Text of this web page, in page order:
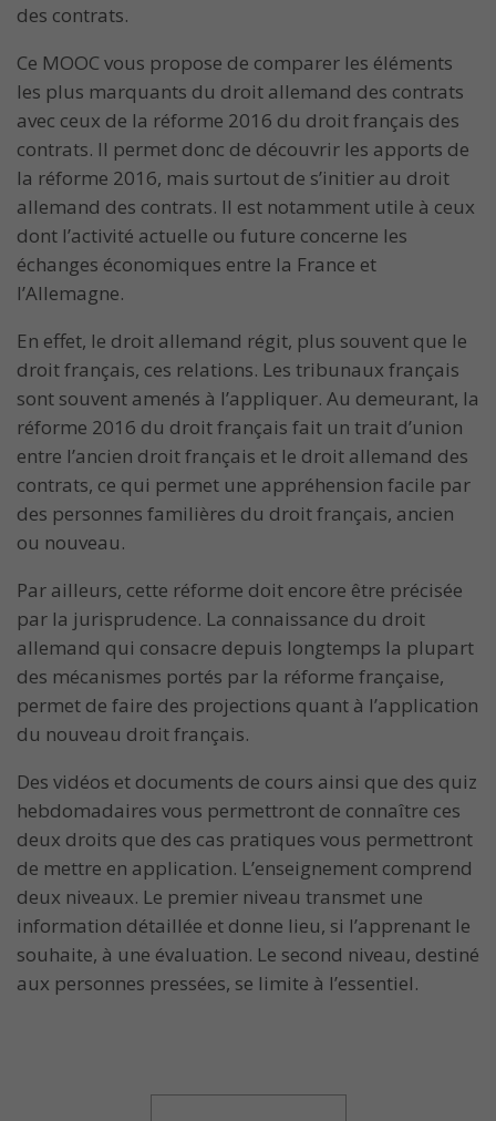
des contrats.
Ce MOOC vous propose de comparer les éléments
les plus marquants du droit allemand des contrats
avec ceux de la réforme 2016 du droit français des
contrats. Il permet donc de découvrir les apports de
la réforme 2016, mais surtout de s’initier au droit
allemand des contrats. Il est notamment utile à ceux
dont l’activité actuelle ou future concerne les
échanges économiques entre la France et
l’Allemagne.
En effet, le droit allemand régit, plus souvent que le
droit français, ces relations. Les tribunaux français
sont souvent amenés à l’appliquer. Au demeurant, la
réforme 2016 du droit français fait un trait d’union
entre l’ancien droit français et le droit allemand des
contrats, ce qui permet une appréhension facile par
des personnes familières du droit français, ancien
ou nouveau.
Par ailleurs, cette réforme doit encore être précisée
par la jurisprudence. La connaissance du droit
allemand qui consacre depuis longtemps la plupart
des mécanismes portés par la réforme française,
permet de faire des projections quant à l’application
du nouveau droit français.
Des vidéos et documents de cours ainsi que des quiz
hebdomadaires vous permettront de connaître ces
deux droits que des cas pratiques vous permettront
de mettre en application. L’enseignement comprend
deux niveaux. Le premier niveau transmet une
information détaillée et donne lieu, si l’apprenant le
souhaite, à une évaluation. Le second niveau, destiné
aux personnes pressées, se limite à l’essentiel.